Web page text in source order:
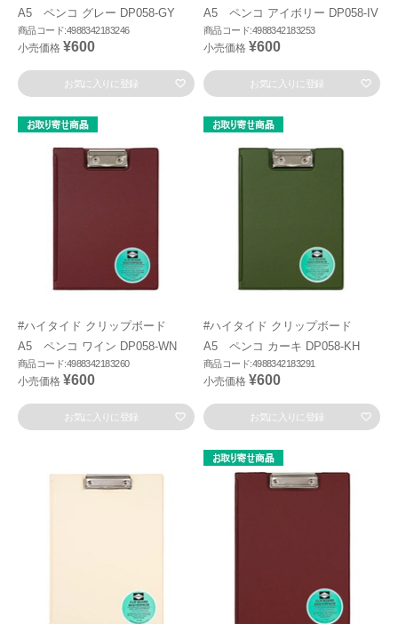
A5 ペンコ グレー DP058-GY
商品コード:4988342183246
小売価格 ¥600
お気に入りに登録
A5 ペンコ アイボリー DP058-IV
商品コード:4988342183253
小売価格 ¥600
お気に入りに登録
#ハイタイド クリップボード
A5 ペンコ ワイン DP058-WN
商品コード:4988342183260
小売価格 ¥600
お気に入りに登録
#ハイタイド クリップボード
A5 ペンコ カーキ DP058-KH
商品コード:4988342183291
小売価格 ¥600
お気に入りに登録